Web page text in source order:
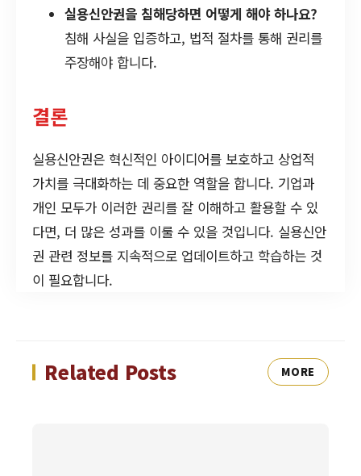
실용신안권을 침해당하면 어떻게 해야 하나요?
침해 사실을 입증하고, 법적 절차를 통해 권리를
주장해야 합니다.
결론
실용신안권은 혁신적인 아이디어를 보호하고 상업적
가치를 극대화하는 데 중요한 역할을 합니다. 기업과
개인 모두가 이러한 권리를 잘 이해하고 활용할 수 있
다면, 더 많은 성과를 이룰 수 있을 것입니다. 실용신안
권 관련 정보를 지속적으로 업데이트하고 학습하는 것
이 필요합니다.
Related Posts MORE